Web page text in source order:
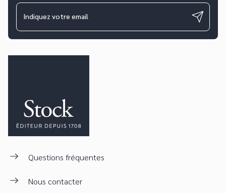
Indiquez votre email
Questions fréquentes
Nous contacter